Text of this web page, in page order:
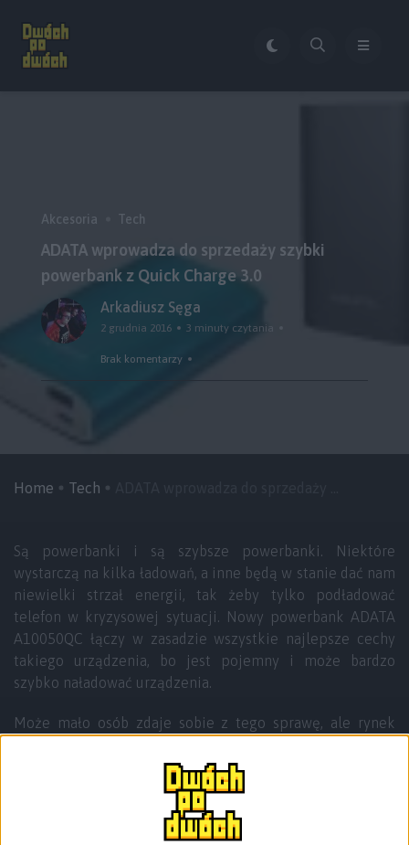
Akcesoria Tech
ADATA wprowadza do sprzedaży szybki
powerbank z Quick Charge 3.0
Arkadiusz Sęga
2 grudnia 2016 3 minuty czytania
Brak komentarzy
Home Tech
Są powerbanki i są szybsze powerbanki. Niektóre
wystarczą na kilka ładowań, a inne będą w stanie dać nam
niewielki strzał energii, tak żeby tylko podładować
telefon w kryzysowej sytuacji. Nowy powerbank ADATA
A10050QC łączy w zasadzie wszystkie najlepsze cechy
takiego urządzenia, bo jest pojemny i może bardzo
szybko naładować urządzenia.
Może mało osób zdaje sobie z tego sprawę, ale rynek
W sumie do tej pory się nad tym nie zastanawiałem, ale
trochę się zmieniło na przestrzeni kilku ostatnich lat.
Nie będę się bardzo rozczulał nad tematem, bo gdybym
miał zacząć od początku to musiałbym najpierw opisać